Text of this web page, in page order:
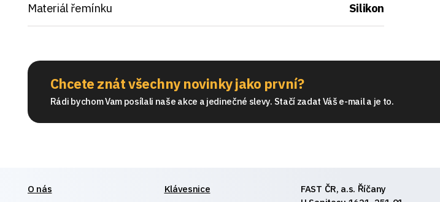
Materiál řemínku Silikon
Chcete znát všechny novinky jako první?
Rádi bychom Vam posílali naše akce a jedinečné slevy. Stačí zadat Váš e-mail a je to.
O nás Klávesnice
FAST ČR, a.s. Říčany